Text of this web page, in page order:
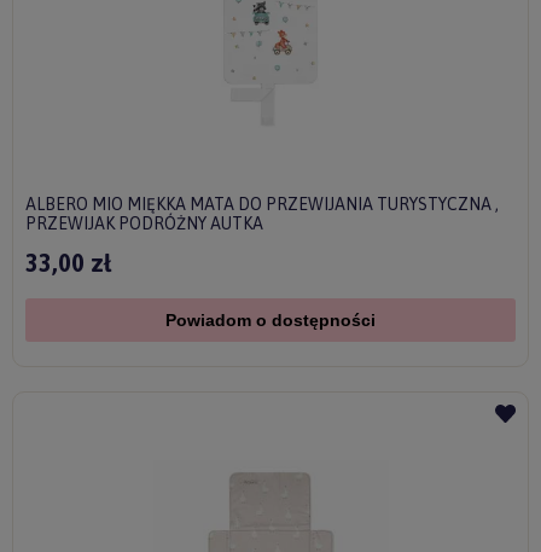
ALBERO MIO MIĘKKA MATA DO PRZEWIJANIA TURYSTYCZNA ,
PRZEWIJAK PODRÓŻNY AUTKA
33,00 zł
Powiadom o dostępności